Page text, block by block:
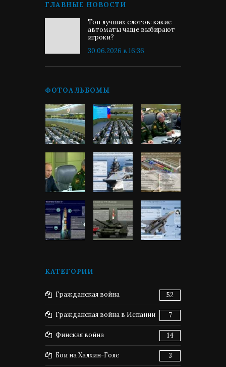
ГЛАВНЫЕ НОВОСТИ
Топ лучших слотов: какие
автоматы чаще выбирают
игроки?
30.06.2026 в 16:36
ФОТОАЛЬБОМЫ
КАТЕГОРИИ
Гражданская война 52
Гражданская война в Испании 7
Финская война 14
Бои на Халхин-Голе 3